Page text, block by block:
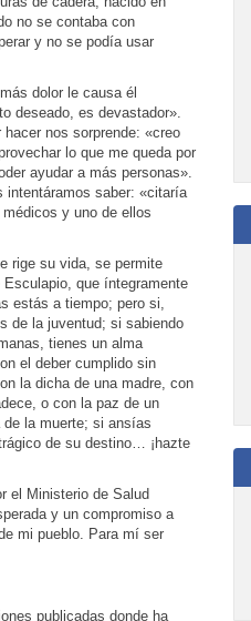
no se contaba con
y no se podía usar
dolor le causa él
deseado, es devastador».
nos sorprende: «creo
lo que me queda por
ayudar a más personas».
intentáramos saber: «citaría
y uno de ellos
rige su vida, se permite
que íntegramente
estás a tiempo; pero si,
de la juventud; si sabiendo
tienes un alma
el deber cumplido sin
la dicha de una madre, con
o con la paz de un
de la muerte; si ansías
de su destino… ¡hazte
el Ministerio de Salud
y un compromiso a
mi pueblo. Para mí ser
publicadas donde ha